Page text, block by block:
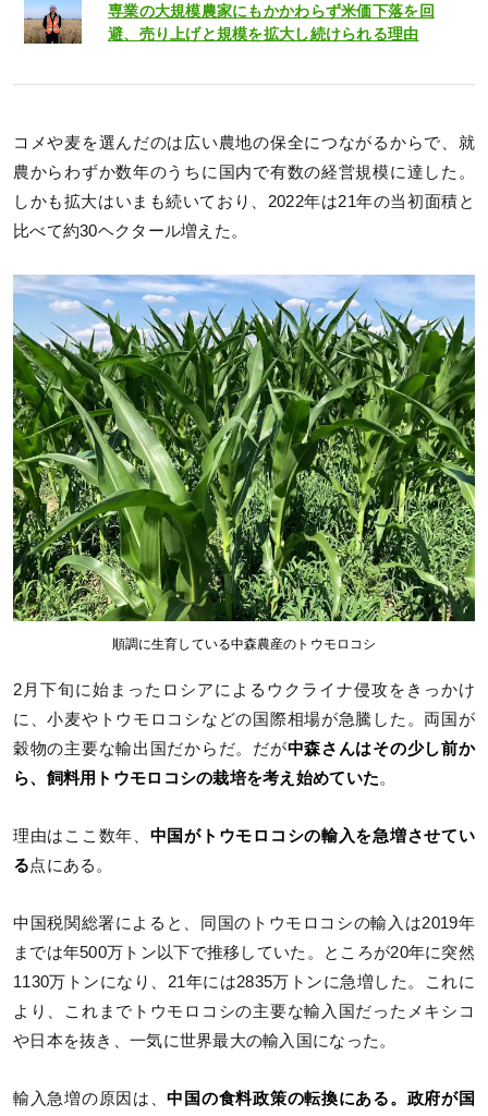
専業の大規模農家にもかかわらず米価下落を回
避、売り上げと規模を拡大し続けられる理由
コメや麦を選んだのは広い農地の保全につながるからで、就
農からわずか数年のうちに国内で有数の経営規模に達した。
しかも拡大はいまも続いており、2022年は21年の当初面積と
比べて約30ヘクタール増えた。
順調に生育している中森農産のトウモロコシ
2月下旬に始まったロシアによるウクライナ侵攻をきっかけ
に、小麦やトウモロコシなどの国際相場が急騰した。両国が
穀物の主要な輸出国だからだ。だが中森さんはその少し前か
ら、飼料用トウモロコシの栽培を考え始めていた。
理由はここ数年、 中国がトウモロコシの輸入を急増させてい
る点にある。
中国税関総署によると、同国のトウモロコシの輸入は2019年
までは年500万トン以下で推移していた。ところが20年に突然
1130万トンになり、21年には2835万トンに急増した。これに
より、これまでトウモロコシの主要な輸入国だったメキシコ
や日本を抜き、一気に世界最大の輸入国になった。
輸入急増の原因は、中国の食料政策の転換にある。政府が国